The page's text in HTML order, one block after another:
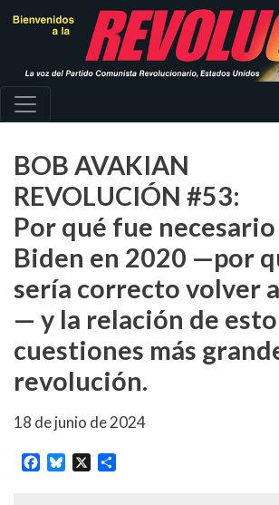
principal
BOB AVAKIAN
REVOLUCIÓN #53:
Por qué fue
Biden en 2020 —por
sería correcto volver
— y la relación de
cuestiones más
revolución.
18 de junio de 2024
Facebook
Bluesky
X